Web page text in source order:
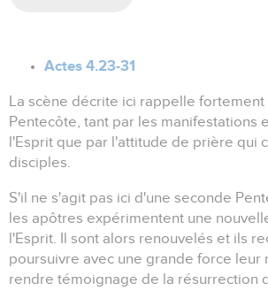
Actes 4.23-31
La scène décrite ici rappelle fortement
Pentecôte, tant par les manifestations
l'Esprit que par l'attitude de prière qui
disciples.
S'il ne s'agit pas ici d'une seconde
les apôtres expérimentent une
l'Esprit. Il sont alors renouvelés et ils
poursuivre avec une grande force leur
rendre témoignage de la résurrection